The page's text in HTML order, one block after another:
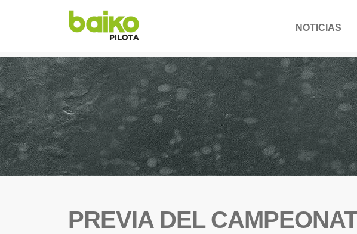
NOTICIAS
PREVIA DEL